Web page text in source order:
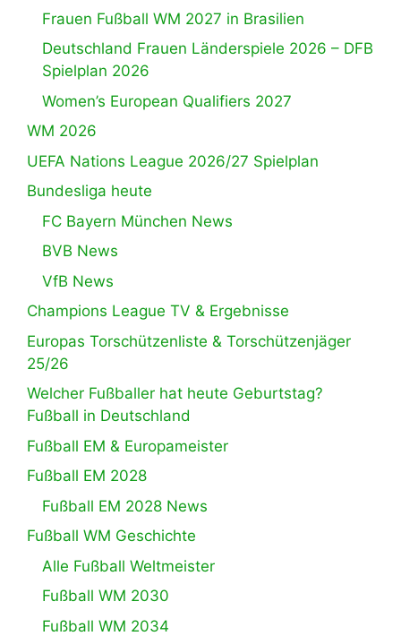
Frauen Fußball WM 2027 in Brasilien
Deutschland Frauen Länderspiele 2026 – DFB
Spielplan 2026
Women’s European Qualifiers 2027
WM 2026
UEFA Nations League 2026/27 Spielplan
Bundesliga heute
FC Bayern München News
BVB News
VfB News
Champions League TV & Ergebnisse
Europas Torschützenliste & Torschützenjäger
25/26
Welcher Fußballer hat heute Geburtstag?
Fußball in Deutschland
Fußball EM & Europameister
Fußball EM 2028
Fußball EM 2028 News
Fußball WM Geschichte
Alle Fußball Weltmeister
Fußball WM 2030
Fußball WM 2034